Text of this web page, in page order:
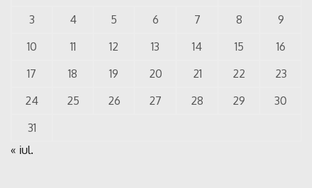
3
4 5 6 7 8
9
10
11 12 13 14 15
16
17
18 19 20 21 22
23
24
25 26 27 28 29
30
31
« iul.